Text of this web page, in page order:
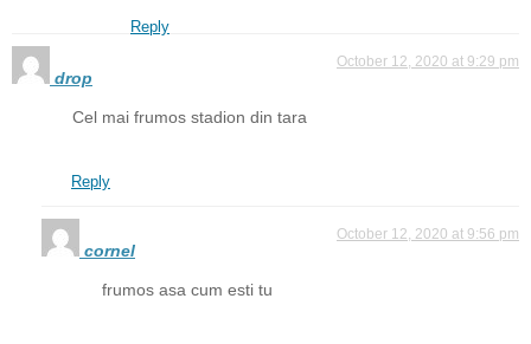
Reply
drop
October 12, 2020 at 9:29 pm
Cel mai frumos stadion din tara
Reply
cornel
October 12, 2020 at 9:56 pm
frumos asa cum esti tu